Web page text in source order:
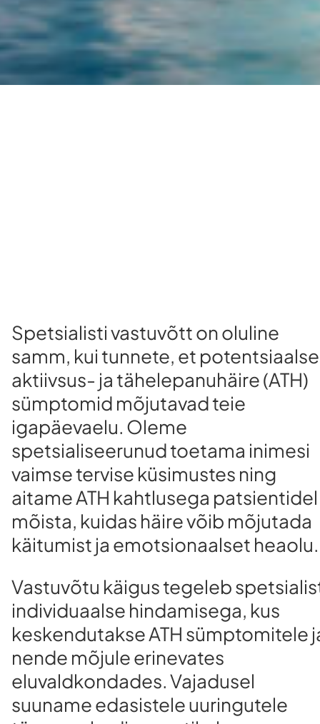
Spetsialisti vastuvõtt on oluline
samm, kui tunnete, et
aktiivsus- ja tähelepanuhäire (ATH)
sümptomid mõjutavad teie
igapäevaelu. Oleme
spetsialiseerunud toetama inimesi
vaimse tervise küsimustes ning
aitame ATH kahtlusega patsientidel
mõista, kuidas häire võib mõjutada
käitumist ja emotsionaalset heaolu.
Vastuvõtu käigus tegeleb
individuaalse hindamisega, kus
keskendutakse ATH sümptomitele
nende mõjule erinevates
eluvaldkondades. Vajadusel
suuname edasistele uuringutele